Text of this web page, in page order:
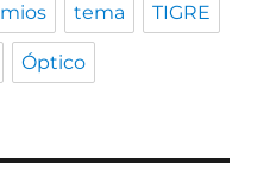
tema TIGRE
Óptico